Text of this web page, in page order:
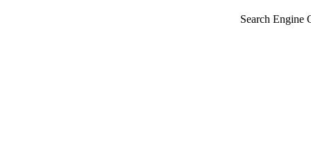
Search Engine